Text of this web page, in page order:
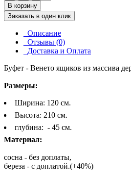
В корзину
Заказать в один клик
Описание
Отзывы (0)
Доставка и Оплата
Буфет - Венето ящиков из массива
Размеры:
Ширина: 120 см.
Высота: 210 см.
глубина: - 45 см.
Материал:
сосна - без доплаты,
береза - с доплатой.(+40%)